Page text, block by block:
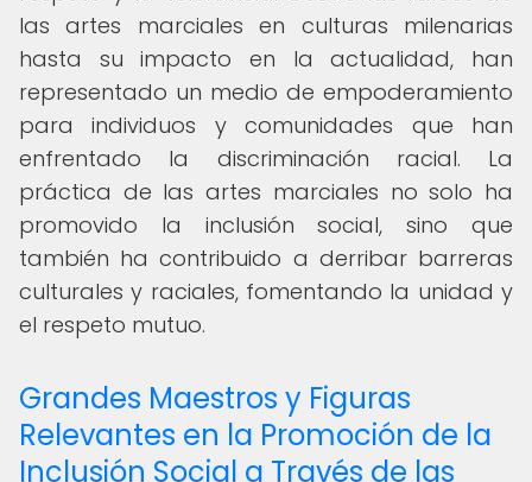
las artes marciales en culturas milenarias
hasta su impacto en la actualidad, han
representado un medio de empoderamiento
para individuos y comunidades que han
enfrentado la discriminación racial. La
práctica de las artes marciales no solo ha
promovido la inclusión social, sino que
también ha contribuido a derribar barreras
culturales y raciales, fomentando la unidad y
el respeto mutuo.
Grandes Maestros y Figuras
Relevantes en la Promoción de la
Inclusión Social a Través de las